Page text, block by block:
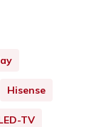
Hisense
TV